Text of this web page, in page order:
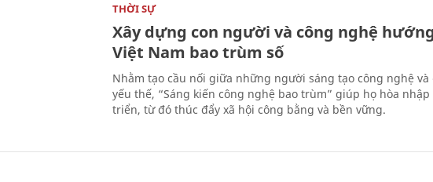
THỜI SỰ
Xây dựng con người và công nghệ
Việt Nam bao trùm số
Nhằm tạo cầu nối giữa những người sáng tạo công nghệ và
yếu thế, “Sáng kiến công nghệ bao trùm” giúp họ hòa
triển, từ đó thúc đẩy xã hội công bằng và bền vững.